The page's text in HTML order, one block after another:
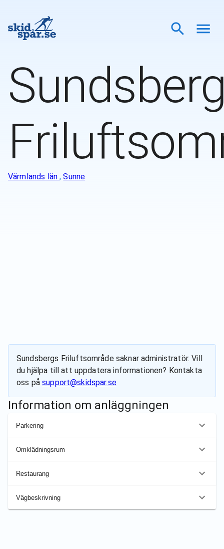
Värmlands län,Sunne
Sundsbergs Friluftsområdesaknar administratör. Vill
du hjälpa till att uppdatera informationen? Kontakta
oss på support@skidspar.se
Information om anläggningen
Parkering
Omklädningsrum
Restaurang
Vägbeskrivning